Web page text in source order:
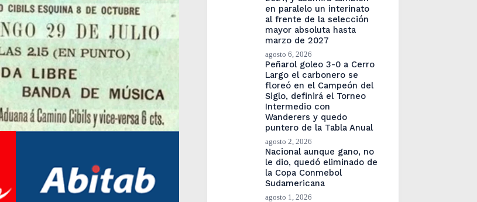
en paralelo un interinato
al frente de la selección
mayor absoluta hasta
marzo de 2027
agosto 6, 2026
Peñarol goleo 3-0 a Cerro
Largo el carbonero se
floreó en el Campeón del
Siglo, definirá el Torneo
Intermedio con
Wanderers y quedo
puntero de la Tabla Anual
agosto 2, 2026
Nacional aunque gano, no
le dio, quedó eliminado de
la Copa Conmebol
Sudamericana
agosto 1, 2026